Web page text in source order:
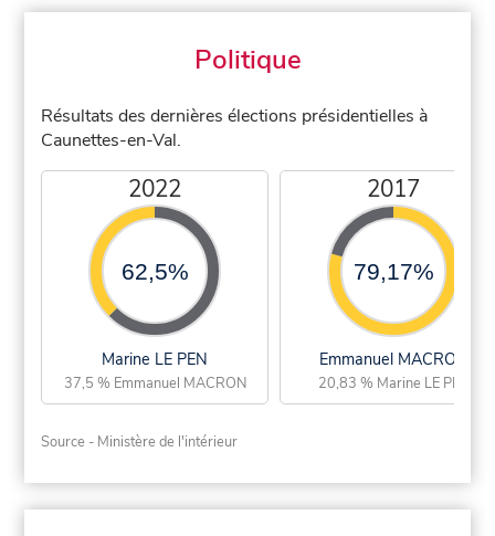
Politique
Résultats des dernières élections présidentielles à
Caunettes-en-Val.
2022
62,5%
Marine LE PEN
37,5 % Emmanuel MACRON
2017
79,17%
Emmanuel MACRON
20,83 % Marine LE PEN
Source - Ministère de l'intérieur